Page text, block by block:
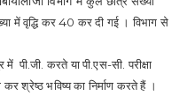
वृद्धि कर 40 कर दी गई । विभाग से
में पी.जी. करते या पी.एस-सी. परीक्षा
कर श्रेष्ठ भविष्य का निर्माण करते हैं ।